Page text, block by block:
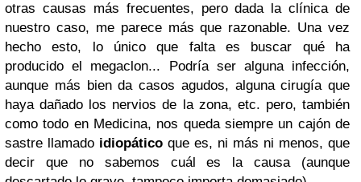
otras causas más frecuentes, pero dada la clínica de
nuestro caso, me parece más que razonable. Una vez
hecho esto, lo único que falta es buscar qué ha
producido el megaclon... Podría ser alguna infección,
aunque más bien da casos agudos, alguna cirugía que
haya dañado los nervios de la zona, etc. pero, también
como todo en Medicina, nos queda siempre un cajón de
sastre llamado idiopático que es, ni más ni menos, que
decir que no sabemos cuál es la causa (aunque